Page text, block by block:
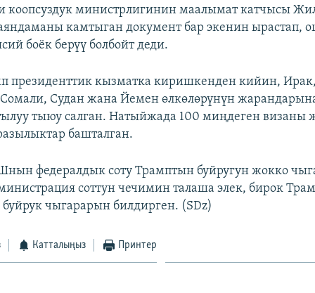
министрлигинин маалымат катчысы
камтыган документ бар экенин ырастап,
боёк берүү болбойт деди.
президенттик кызматка киришкенден кийин,
Судан жана Йемен өлкөлөрүнүн
тыюу салган. Натыйжада 100 миңдеген визаны
башталган.
федералдык соту Трамптын буйругун жокко
соттун чечимин талаша элек, бирок
чыгарарын билдирген. (SDz)
Катталыңыз Принтер